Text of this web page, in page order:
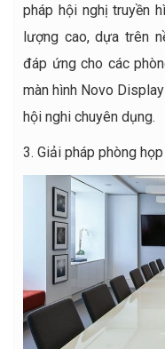
pháp hội nghị truyền
lượng cao, dựa trên
đáp ứng cho các
màn hình Novo
hội nghi chuyên dụng.
3. Giải pháp phòng